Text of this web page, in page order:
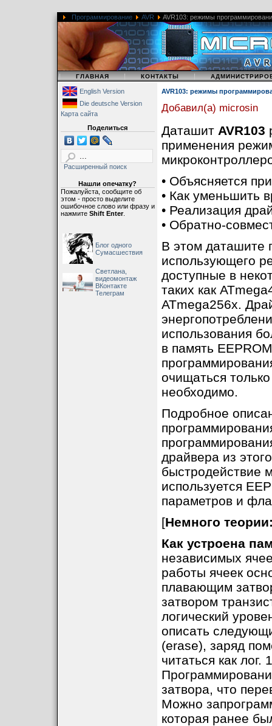
Программирование AVR AVR103: режимы
| ГЛАВНАЯ | КОНТАКТЫ |
English Version
Die deutsche Version
Карта сайта
Поделиться
Расширенный поиск
Нашли опечатку?
Пожалуйста, сообщите об
этом - просто выделите
ошибочное слово или фразу и
нажмите Shift Enter.
Блог одного
Сумасшествия
Светлана,
видеомонтаж
ВКонтакте
Телеграм
AVR103: режимы
Добавил(а) microsin
Даташит AVR103
применения
• Объясняется
• Как уменьшить
• Реализация
• Обратно-
В этом даташите
использующего
доступные в
таких как
ATmega256x.
использования
в память
очищаться
необходимо.
Подробное
драйвера из
быстродействие
используется
параметров и
[Немного
Как устроена
независимых
работы ячеек
плавающим
затвором
логический
описать
(erase), заряд
читаться как
затвора, что
Можно
которая ранее